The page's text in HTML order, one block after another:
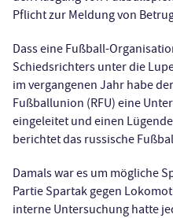
Pflicht zur Meldung von
Dass eine Fußball-
Schiedsrichters unter die
im vergangenen Jahr habe
Fußballunion (RFU) eine
eingeleitet und einen
berichtet das russische
Damals war es um mögliche
Partie Spartak gegen
interne Untersuchung hatte